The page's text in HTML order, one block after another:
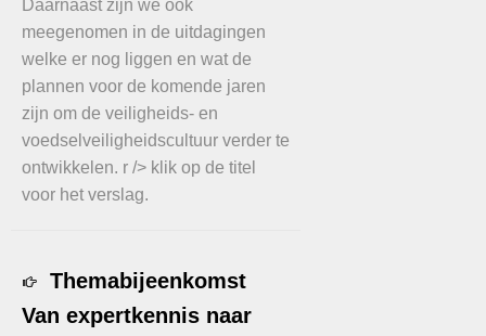
Daarnaast zijn we ook
meegenomen in de uitdagingen
welke er nog liggen en wat de
plannen voor de komende jaren
zijn om de veiligheids- en
voedselveiligheidscultuur verder te
ontwikkelen. r /> klik op de titel
voor het verslag.
Themabijeenkomst
Van expertkennis naar